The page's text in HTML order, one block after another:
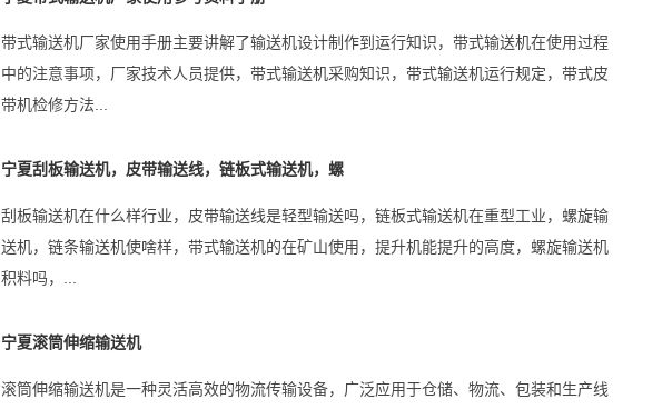
带式输送机厂家使用手册主要讲解了输送机设计制作到运行知识，带式输送机在使用过程
中的注意事项，厂家技术人员提供，带式输送机采购知识，带式输送机运行规定，带式皮
带机检修方法...
宁夏刮板输送机，皮带输送线，链板式输送机，螺
刮板输送机在什么样行业，皮带输送线是轻型输送吗，链板式输送机在重型工业，螺旋输
送机，链条输送机使啥样，带式输送机的在矿山使用，提升机能提升的高度，螺旋输送机
积料吗，...
宁夏滚筒伸缩输送机
滚筒伸缩输送机是一种灵活高效的物流传输设备，广泛应用于仓储、物流、包装和生产线